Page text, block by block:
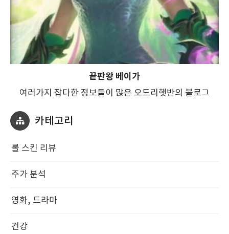
끝판왕 베이가
여러가지 잡다한 정보들이 많은 오드리햇반의 블로그
카테고리
롤 스킨 리뷰
주가 분석
영화, 드라마
건강